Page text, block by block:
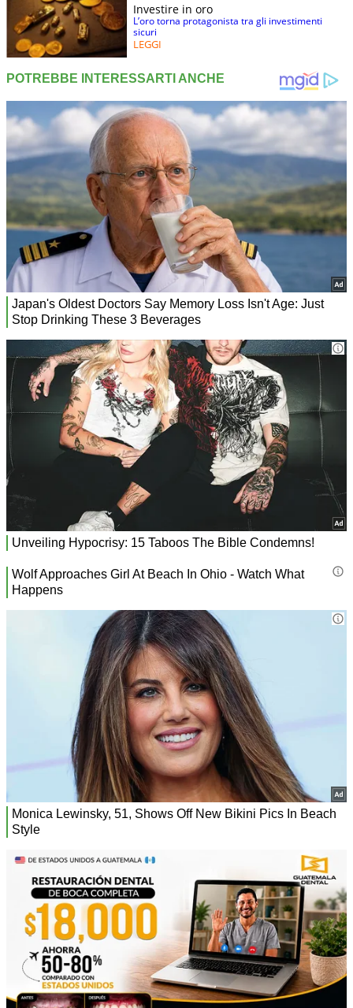
Investire in oro
L’oro torna protagonista tra gli investimenti
sicuri
LEGGI